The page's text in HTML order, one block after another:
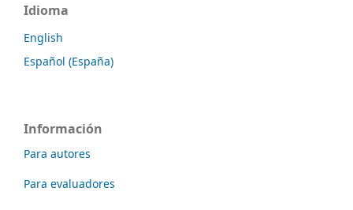
Idioma
English
Español (España)
Información
Para autores
Para evaluadores